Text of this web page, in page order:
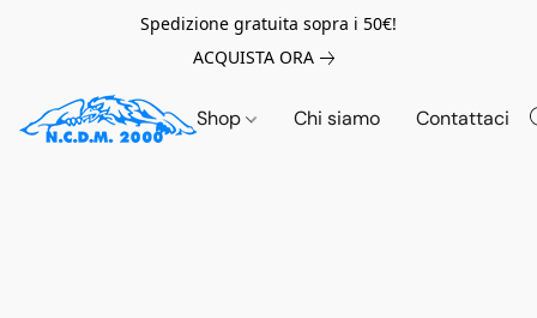
Spedizione gratuita sopra i 50€!
ACQUISTA ORA
Shop Chi siamo Contattaci